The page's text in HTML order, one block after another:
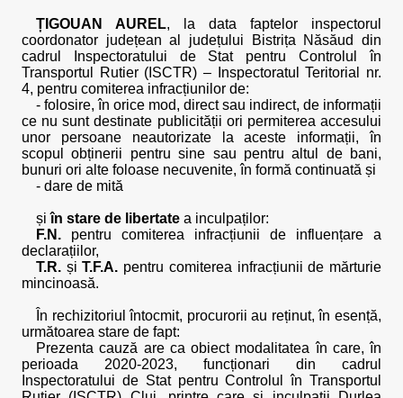
ȚIGOUAN AUREL, la data faptelor inspectorul
coordonator județean al județului Bistrița Năsăud din
cadrul Inspectoratului de Stat pentru Controlul în
Transportul Rutier (ISCTR) – Inspectoratul Teritorial nr.
4, pentru comiterea infracțiunilor de:
- folosire, în orice mod, direct sau indirect, de informații
ce nu sunt destinate publicității ori permiterea accesului
unor persoane neautorizate la aceste informații, în
scopul obținerii pentru sine sau pentru altul de bani,
bunuri ori alte foloase necuvenite, în formă continuată și
- dare de mită
șiîn stare de libertate a inculpaților:
F.N. pentru comiterea infracțiunii de influențare a
declarațiilor,
T.R. șiT.F.A. pentru comiterea infracțiunii de mărturie
mincinoasă.
În rechizitoriul întocmit, procurorii au reținut, în esență,
următoarea stare de fapt:
Prezenta cauză are ca obiect modalitatea în care, în
perioada 2020-2023, funcționari din cadrul
Inspectoratului de Stat pentru Controlul în Transportul